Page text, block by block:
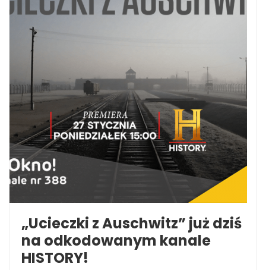
„Ucieczki z Auschwitz” już dziś
na odkodowanym kanale
HISTORY!